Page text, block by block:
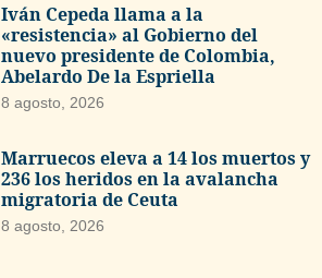
Iván Cepeda llama a la
«resistencia» al Gobierno del
nuevo presidente de Colombia,
Abelardo De la Espriella
8 agosto, 2026
Marruecos eleva a 14 los muertos y
236 los heridos en la avalancha
migratoria de Ceuta
8 agosto, 2026